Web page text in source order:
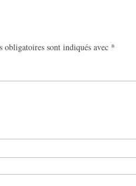
obligatoires sont indiqués avec *